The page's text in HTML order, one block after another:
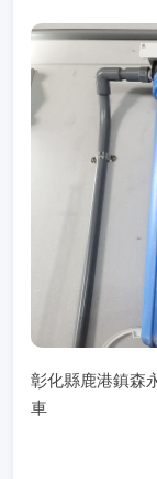
彰化縣鹿港鎮森
車